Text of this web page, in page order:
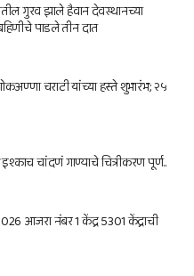
गुरव झाले हैवान देवस्थानच्या
पाडले तीन दात
चराटी यांच्या हस्ते शुभारंभ; २५
चांदणं गाण्याचे चित्रीकरण पूर्ण..
आजरा नंबर 1 केंद्र 5301 केंद्राची